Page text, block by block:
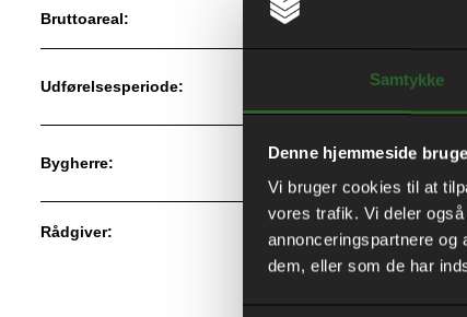
Samtykke
Denne hjemmeside
Vi bruger cookies til at
vores trafik. Vi deler
annonceringspartnere og
dem, eller som de har
Bruttoareal:
Udførelsesperiode:
Bygherre:
Rådgiver: